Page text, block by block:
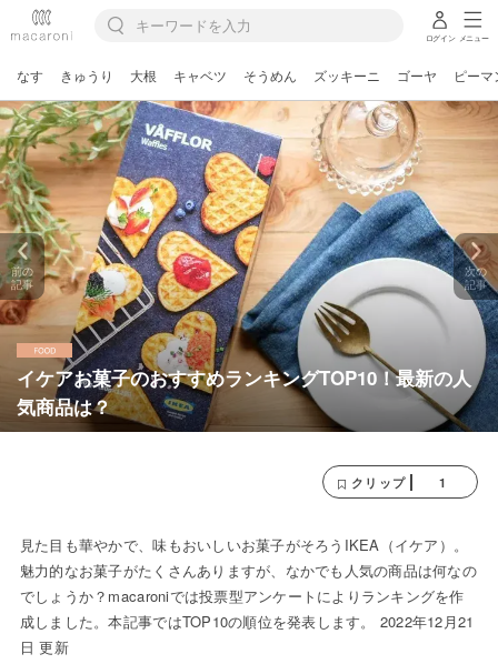
ログイン メニュー
なす きゅうり 大根 キャベツ そうめん ズッキーニ ゴーヤ ピーマ
イケアお菓子のおすすめランキングTOP10！最新の人
気商品は？
前の
記事
次の
記事
クリップ 1
見た目も華やかで、味もおいしいお菓子がそろうIKEA（イケア）。
魅力的なお菓子がたくさんありますが、なかでも人気の商品は何なの
でしょうか？macaroniでは投票型アンケートによりランキングを作
成しました。本記事ではTOP10の順位を発表します。 2022年12月21
日 更新